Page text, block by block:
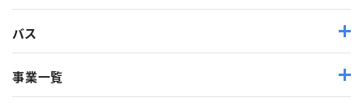
バス
事業一覧